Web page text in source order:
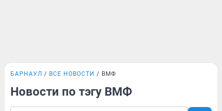
БАРНАУЛ ВСЕ НОВОСТИ ВМФ
Новости по тэгу ВМФ